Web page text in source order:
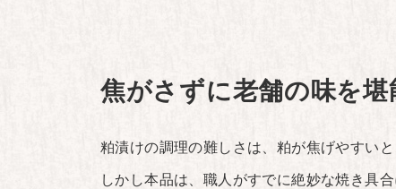
焦がさずに老舗の味を堪
粕漬けの調理の難しさは、粕が焦げやすいと
しかし本品は、職人がすでに絶妙な焼き具